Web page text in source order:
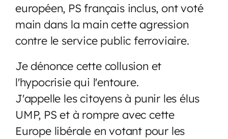
européen, PS français inclus, ont voté
main dans la main cette agression
contre le service public ferroviaire.
Je dénonce cette collusion et
l'hypocrisie qui l'entoure.
J'appelle les citoyens à punir les élus
UMP, PS et à rompre avec cette
Europe libérale en votant pour les